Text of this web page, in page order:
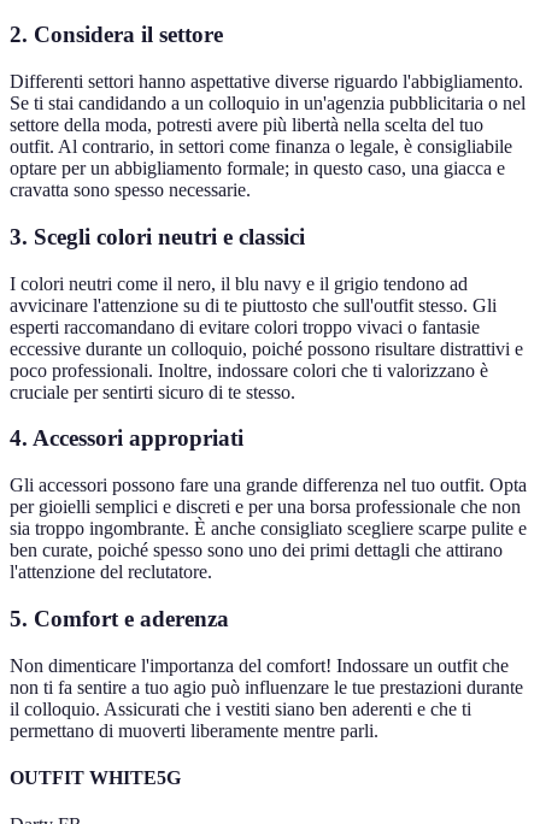
2. Considera il settore
Differenti settori hanno aspettative diverse riguardo l'abbigliamento.
Se ti stai candidando a un colloquio in un'agenzia pubblicitaria o nel
settore della moda, potresti avere più libertà nella scelta del tuo
outfit. Al contrario, in settori come finanza o legale, è consigliabile
optare per un abbigliamento formale; in questo caso, una giacca e
cravatta sono spesso necessarie.
3. Scegli colori neutri e classici
I colori neutri come il nero, il blu navy e il grigio tendono ad
avvicinare l'attenzione su di te piuttosto che sull'outfit stesso. Gli
esperti raccomandano di evitare colori troppo vivaci o fantasie
eccessive durante un colloquio, poiché possono risultare distrattivi e
poco professionali. Inoltre, indossare colori che ti valorizzano è
cruciale per sentirti sicuro di te stesso.
4. Accessori appropriati
Gli accessori possono fare una grande differenza nel tuo outfit. Opta
per gioielli semplici e discreti e per una borsa professionale che non
sia troppo ingombrante. È anche consigliato scegliere scarpe pulite e
ben curate, poiché spesso sono uno dei primi dettagli che attirano
l'attenzione del reclutatore.
5. Comfort e aderenza
Non dimenticare l'importanza del comfort! Indossare un outfit che
non ti fa sentire a tuo agio può influenzare le tue prestazioni durante
il colloquio. Assicurati che i vestiti siano ben aderenti e che ti
permettano di muoverti liberamente mentre parli.
OUTFIT WHITE5G